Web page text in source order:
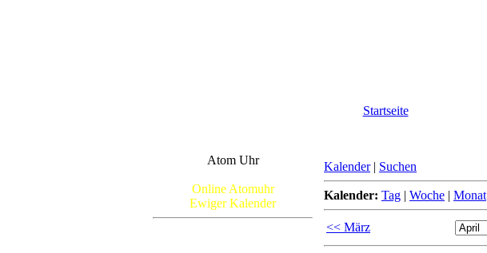
Startseite
Atom Uhr
Online Atomuhr
Ewiger Kalender
Kalender | Suchen
Kalender: Tag | Woche | Monat
<< März